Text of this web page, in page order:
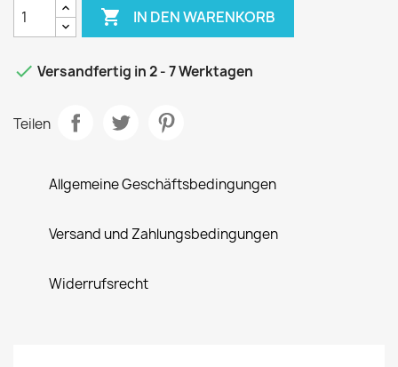
 IN DEN WARENKORB
 Versandfertig in 2 - 7 Werktagen
Teilen
Allgemeine Geschäftsbedingungen
Versand und Zahlungsbedingungen
Widerrufsrecht